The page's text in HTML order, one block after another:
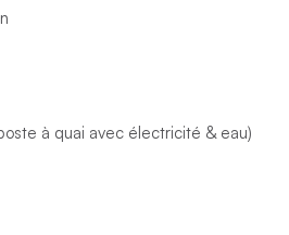
à quai avec électricité & eau)